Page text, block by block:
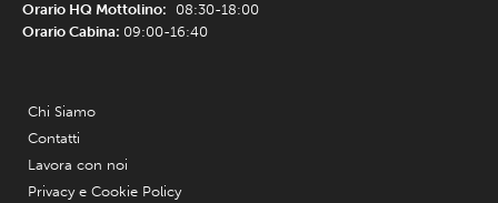
Orario HQ Mottolino: 08:30-18:00
Orario Cabina: 09:00-16:40
Chi Siamo
Contatti
Lavora con noi
Privacy e Cookie Policy